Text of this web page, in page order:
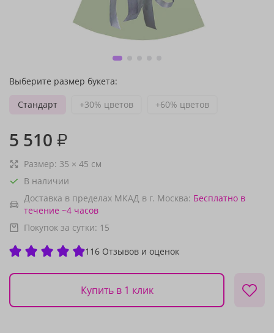
Выберите размер букета:
Стандарт
+30% цветов +60% цветов
5 510 ₽
Размер: 35 × 45 см
В наличии
Доставка в пределах МКАД в г. Москва: Бесплатно в
течение ~4 часов
Покупок за сутки: 15
116 Отзывов и оценок
Купить в 1 клик